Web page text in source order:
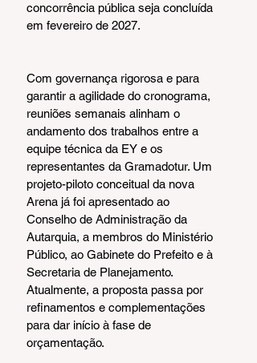
concorrência pública seja concluída
em fevereiro de 2027.
Com governança rigorosa e para
garantir a agilidade do cronograma,
reuniões semanais alinham o
andamento dos trabalhos entre a
equipe técnica da EY e os
representantes da Gramadotur. Um
projeto-piloto conceitual da nova
Arena já foi apresentado ao
Conselho de Administração da
Autarquia, a membros do Ministério
Público, ao Gabinete do Prefeito e à
Secretaria de Planejamento.
Atualmente, a proposta passa por
refinamentos e complementações
para dar início à fase de
orçamentação.